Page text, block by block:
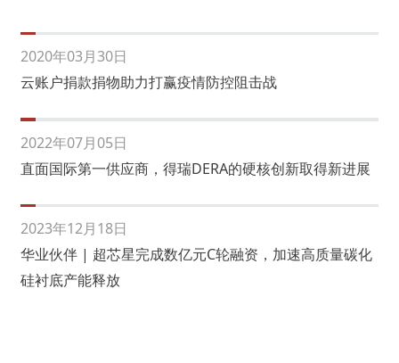
2020年03月30日
云账户捐款捐物助力打赢疫情防控阻击战
2022年07月05日
直面国际第一供应商，得瑞DERA的硬核创新取得新进展
2023年12月18日
华业伙伴 | 超芯星完成数亿元C轮融资，加速高质量碳化
硅衬底产能释放